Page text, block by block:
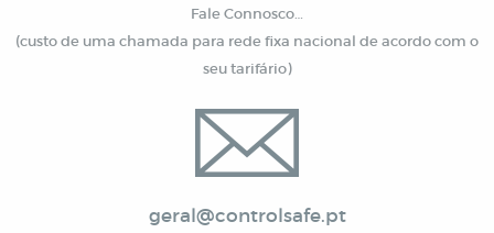
Fale Connosco…
(custo de uma chamada para rede fixa nacional de acordo com o
seu tarifário)
geral@controlsafe.pt